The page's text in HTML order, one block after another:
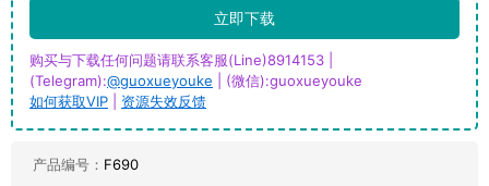
立即下载
购买与下载任何问题请联系客服(Line)8914153 |
(Telegram):@guoxueyouke | (微信):guoxueyouke
如何获取VIP
资源失效反馈
产品编号： F690